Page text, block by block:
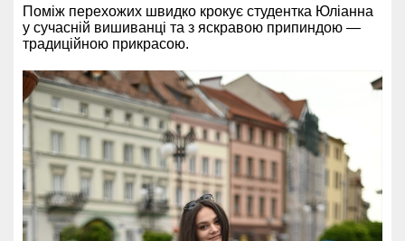
Поміж перехожих швидко крокує студентка Юліанна
у сучасній вишиванці та з яскравою припиндою —
традиційною прикрасою.